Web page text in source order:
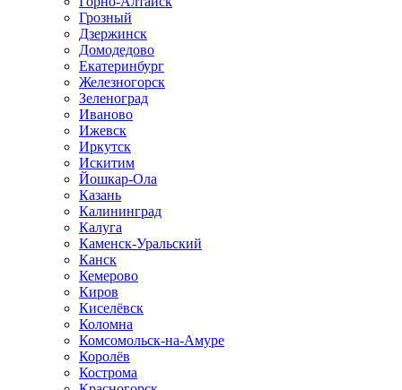
Грозный
Дзержинск
Домодедово
Екатеринбург
Железногорск
Зеленоград
Иваново
Ижевск
Иркутск
Искитим
Йошкар-Ола
Казань
Калининград
Калуга
Каменск-Уральский
Канск
Кемерово
Киров
Киселёвск
Коломна
Комсомольск-на-Амуре
Королёв
Кострома